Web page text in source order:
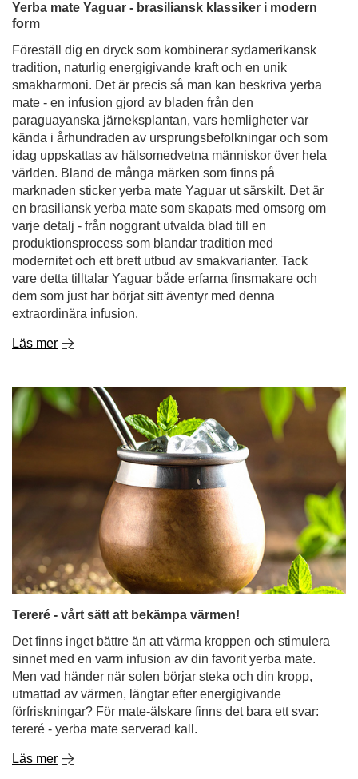
Yerba mate Yaguar - brasiliansk klassiker i modern
form
Föreställ dig en dryck som kombinerar sydamerikansk
tradition, naturlig energigivande kraft och en unik
smakharmoni. Det är precis så man kan beskriva yerba
mate - en infusion gjord av bladen från den
paraguayanska järneksplantan, vars hemligheter var
kända i århundraden av ursprungsbefolkningar och som
idag uppskattas av hälsomedvetna människor över hela
världen. Bland de många märken som finns på
marknaden sticker yerba mate Yaguar ut särskilt. Det är
en brasiliansk yerba mate som skapats med omsorg om
varje detalj - från noggrant utvalda blad till en
produktionsprocess som blandar tradition med
modernitet och ett brett utbud av smakvarianter. Tack
vare detta tilltalar Yaguar både erfarna finsmakare och
dem som just har börjat sitt äventyr med denna
extraordinära infusion.
Läs mer
Tereré - vårt sätt att bekämpa värmen!
Det finns inget bättre än att värma kroppen och stimulera
sinnet med en varm infusion av din favorit yerba mate.
Men vad händer när solen börjar steka och din kropp,
utmattad av värmen, längtar efter energigivande
förfriskningar? För mate-älskare finns det bara ett svar:
tereré - yerba mate serverad kall.
Läs mer